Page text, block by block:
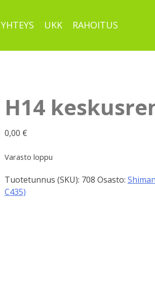
YHTEYS UKK RAHOITUS
H14
0,00 €
Varasto loppu
Tuotetunnus (SKU): 708 Osasto:
C435)